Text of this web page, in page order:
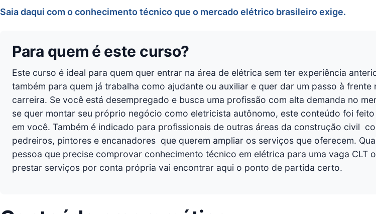
Saia daqui com o conhecimento técnico que o mercado elétrico brasileiro exige.
Para quem é este curso?
Este curso é ideal para quem quer entrar na área de elétrica sem ter experiência
também para quem já trabalha como ajudante ou auxiliar e quer dar um passo à frente
carreira. Se você está desempregado e busca uma profissão com alta demanda no
se quer montar seu próprio negócio como eletricista autônomo, este conteúdo foi
em você. Também é indicado para profissionais de outras áreas da construção civil 
pedreiros, pintores e encanadores  que querem ampliar os serviços que oferecem.
pessoa que precise comprovar conhecimento técnico em elétrica para uma vaga CLT
prestar serviços por conta própria vai encontrar aqui o ponto de partida certo.